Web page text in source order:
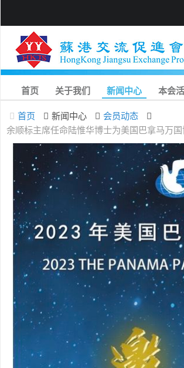
首页 关于我们 新闻中心 本会
首页 新闻中心
会员动态
余顺标主席任命陆惟华博士为美国巴拿马万